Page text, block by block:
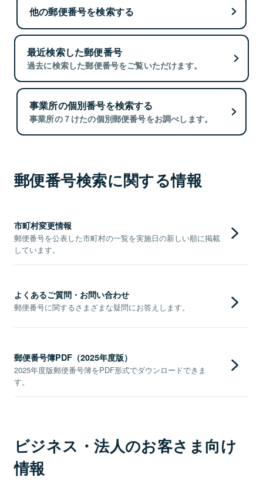
他の郵便番号を検索する
最近検索した郵便番号
過去に検索した郵便番号をご覧いただけます。
事業所の個別番号を検索する
事業所の７けたの個別郵便番号をお調べします。
郵便番号検索に関する情報
市町村変更情報
郵便番号を公表した市町村の一覧を実施日の新しい順に掲載
しています。
よくあるご質問・お問い合わせ
郵便番号に関するさまざまな疑問にお答えします。
郵便番号簿PDF（2025年度版）
2025年度版郵便番号簿をPDF形式でダウンロードできま
す。
ビジネス・法人のお客さま向け
情報